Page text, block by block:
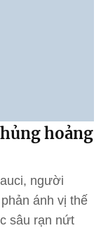
hoảng
người
ánh vị thế
sâu rạn nứt